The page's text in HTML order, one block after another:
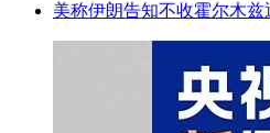
美称伊朗告知不收霍尔木